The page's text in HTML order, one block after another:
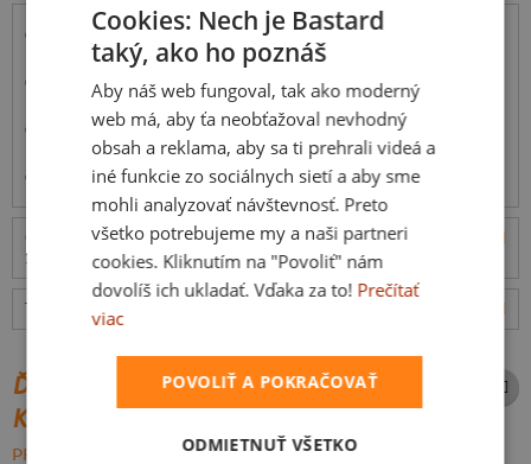
Látka je zo100% bavlny s vyššou gramážou
so silikónovou úpravou pre hladší pocit.
Tričko má
hlbší okrúhly výstrih
, kratšie rukávy,
vypasovaný a predĺžený strih.
Simona vo videu má veľkosť S, je 168 cm vysoká a váži
Informácie o produkte
Odošlemev pondelok 10.8.,doručíme vo stredu
12.8.
Tabuľka veľkostí
ĎALŠIE POTLAČE Z ROVNAKEJ
KATEGÓRIE
PREHĽADÁVAŤ VŠETKO:
Cookies: Nech je Bastard
taký, ako ho poznáš
Aby náš web fungoval, tak ako moderný
web má, aby ťa neobťažoval nevhodný
obsah a reklama, aby sa ti prehrali videá a
iné funkcie zo sociálnych sietí a aby sme
mohli analyzovať návštevnosť. Preto
všetko potrebujeme my a naši partneri
cookies. Kliknutím na "Povoliť" nám
dovolíš ich ukladať. Vďaka za to! Prečítať
viac
POVOLIŤ A POKRAČOVAŤ
ODMIETNUŤ VŠETKO